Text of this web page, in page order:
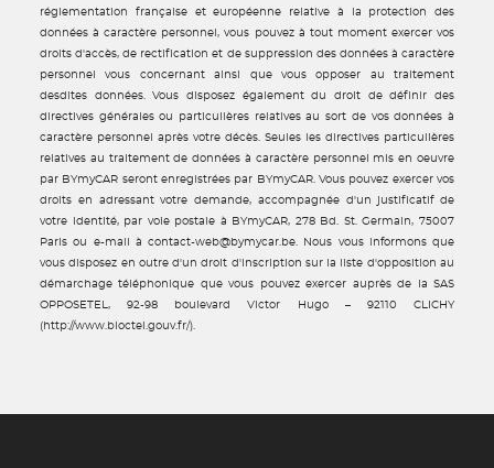
réglementation française et européenne relative à la protection des
données à caractère personnel, vous pouvez à tout moment exercer vos
droits d'accès, de rectification et de suppression des données à caractère
personnel vous concernant ainsi que vous opposer au traitement
desdites données. Vous disposez également du droit de définir des
directives générales ou particulières relatives au sort de vos données à
caractère personnel après votre décès. Seules les directives particulières
relatives au traitement de données à caractère personnel mis en oeuvre
par BYmyCAR seront enregistrées par BYmyCAR. Vous pouvez exercer vos
droits en adressant votre demande, accompagnée d'un justificatif de
votre identité, par voie postale à BYmyCAR, 278 Bd. St. Germain, 75007
Paris ou e-mail à contact-web@bymycar.be. Nous vous informons que
vous disposez en outre d'un droit d'inscription sur la liste d'opposition au
démarchage téléphonique que vous pouvez exercer auprès de la SAS
OPPOSETEL, 92-98 boulevard Victor Hugo – 92110 CLICHY
(http://www.bloctel.gouv.fr/).